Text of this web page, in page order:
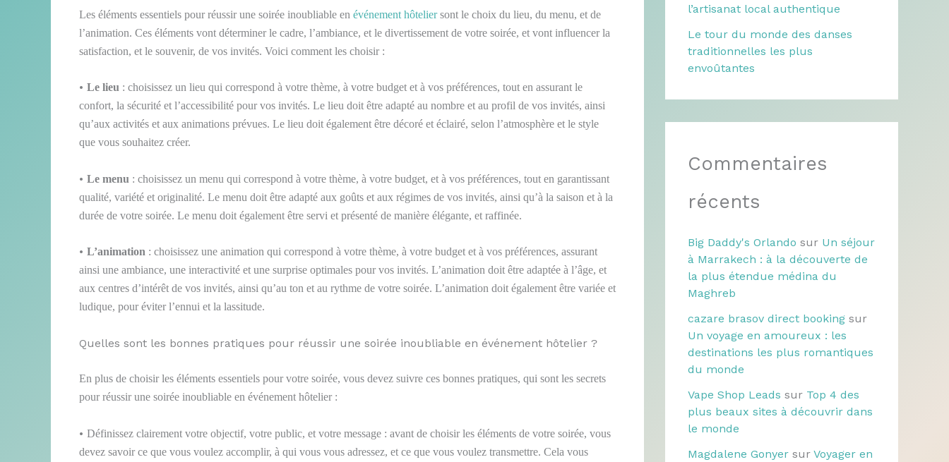
Les éléments essentiels pour réussir une soirée inoubliable en événement hôteliersont le choix du lieu, du menu, et de
l’animation. Ces éléments vont déterminer le cadre, l’ambiance, et le divertissement de votre soirée, et vont influencer la
satisfaction, et le souvenir, de vos invités. Voici comment les choisir :
• Le lieu : choisissez un lieu qui correspond à votre thème, à votre budget et à vos préférences, tout en assurant le
confort, la sécurité et l’accessibilité pour vos invités. Le lieu doit être adapté au nombre et au profil de vos invités, ainsi
qu’aux activités et aux animations prévues. Le lieu doit également être décoré et éclairé, selon l’atmosphère et le style
que vous souhaitez créer.
• Le menu : choisissez un menu qui correspond à votre thème, à votre budget, et à vos préférences, tout en garantissant
qualité, variété et originalité. Le menu doit être adapté aux goûts et aux régimes de vos invités, ainsi qu’à la saison et à la
durée de votre soirée. Le menu doit également être servi et présenté de manière élégante, et raffinée.
• L’animation : choisissez une animation qui correspond à votre thème, à votre budget et à vos préférences, assurant
ainsi une ambiance, une interactivité et une surprise optimales pour vos invités. L’animation doit être adaptée à l’âge, et
aux centres d’intérêt de vos invités, ainsi qu’au ton et au rythme de votre soirée. L’animation doit également être variée et
ludique, pour éviter l’ennui et la lassitude.
Quelles sont les bonnes pratiques pour réussir une soirée inoubliable en événement hôtelier ?
En plus de choisir les éléments essentiels pour votre soirée, vous devez suivre ces bonnes pratiques, qui sont les secrets
pour réussir une soirée inoubliable en événement hôtelier :
• Définissez clairement votre objectif, votre public, et votre message : avant de choisir les éléments de votre soirée, vous
devez savoir ce que vous voulez accomplir, à qui vous vous adressez, et ce que vous voulez transmettre. Cela vous
l’artisanat local authentique
Le tour du monde des danses
traditionnelles les plus
envoûtantes
Commentaires
récents
Big Daddy's Orlando sur Un séjour
à Marrakech : à la découverte de
la plus étendue médina du
Maghreb
cazare brasov direct booking sur
Un voyage en amoureux : les
destinations les plus romantiques
du monde
Vape Shop Leads sur Top 4 des
plus beaux sites à découvrir dans
le monde
Magdalene Gonyer sur Voyager en